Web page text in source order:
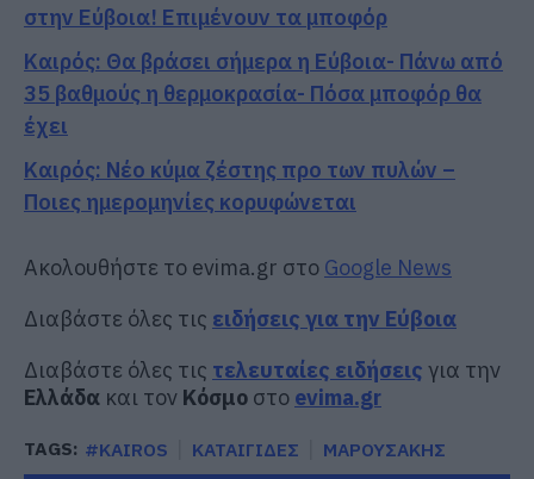
στην Εύβοια! Επιμένουν τα μποφόρ
Καιρός: Θα βράσει σήμερα η Εύβοια- Πάνω από
35 βαθμούς η θερμοκρασία- Πόσα μποφόρ θα
έχει
Καιρός: Νέο κύμα ζέστης προ των πυλών –
Ποιες ημερομηνίες κορυφώνεται
Ακολουθήστε το evima.gr στο Google News
Διαβάστε όλες τις ειδήσεις για την Εύβοια
Διαβάστε όλες τις τελευταίες ειδήσεις για την
Ελλάδα και τον Κόσμο στο evima.gr
TAGS: #KAIROS ΚΑΤΑΙΓΙΔΕΣ ΜΑΡΟΥΣΑΚΗΣ